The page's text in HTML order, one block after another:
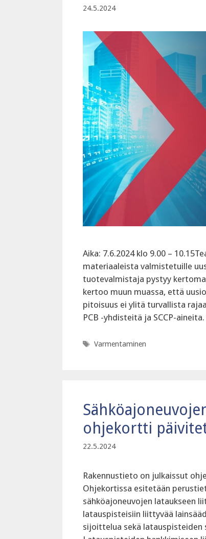
24.5.2024
Aika: 7.6.2024 klo 9.00 –
materiaaleista valmistetuille
tuotevalmistaja pystyy
kertoo muun muassa, että
pitoisuus ei ylitä turvallista
PCB -yhdisteitä ja SCCP-
Avainsanat
Varmentaminen
ohjekortti
22.5.2024
Rakennustieto on julkaissut
Ohjekortissa esitetään
sähköajoneuvojen lataukseen
latauspisteisiin liittyvää
sijoittelua sekä